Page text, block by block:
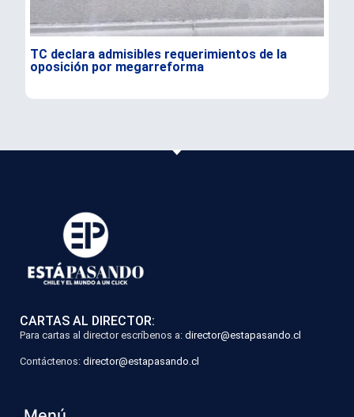
TC declara admisibles requerimientos de la
oposición por megarreforma
CARTAS AL DIRECTOR:
Para cartas al director escríbenos a: director@estapasando.cl
Contáctenos: director@estapasando.cl